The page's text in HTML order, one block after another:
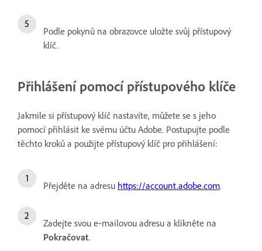
Podle pokynů na obrazovce uložte svůj přístupový
klíč.
Přihlášení pomocí přístupového klíče
Jakmile si přístupový klíč nastavíte, můžete se s jeho
pomocí přihlásit ke svému účtu Adobe. Postupujte podle
těchto kroků a použijte přístupový klíč pro přihlášení:
Přejděte na adresu https://account.adobe.com.
Zadejte svou e‑mailovou adresu a klikněte na
Pokračovat.